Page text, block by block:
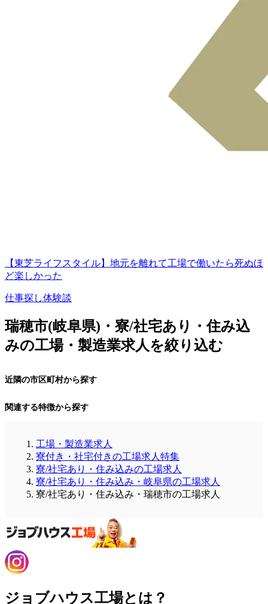
【東芝ライフスタイル】地元を離れて工場で働いたら死ぬほ
ど楽しかった
仕事探し体験談
瑞穂市(岐阜県)・寮/社宅あり・住み込
みの工場・製造業求人を絞り込む
近隣の市区町村から探す
関連する特徴から探す
工場・製造業求人
寮付き・社宅付きの工場求人特集
寮/社宅あり・住み込みの工場求人
寮/社宅あり・住み込み・岐阜県の工場求人
寮/社宅あり・住み込み・瑞穂市の工場求人
ジョブハウス工場とは？